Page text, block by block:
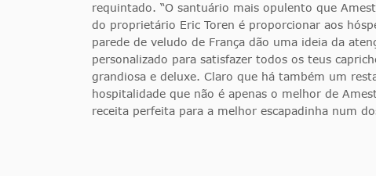
requintado. “O santuário mais opulento que
do proprietário Eric Toren é proporcionar aos
parede de veludo de França dão uma ideia da
personalizado para satisfazer todos os teus
grandiosa e deluxe. Claro que há também um
hospitalidade que não é apenas o melhor de
receita perfeita para a melhor escapadinha num